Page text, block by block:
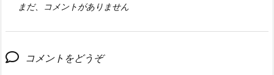
まだ、コメントがありません
コメントをどうぞ